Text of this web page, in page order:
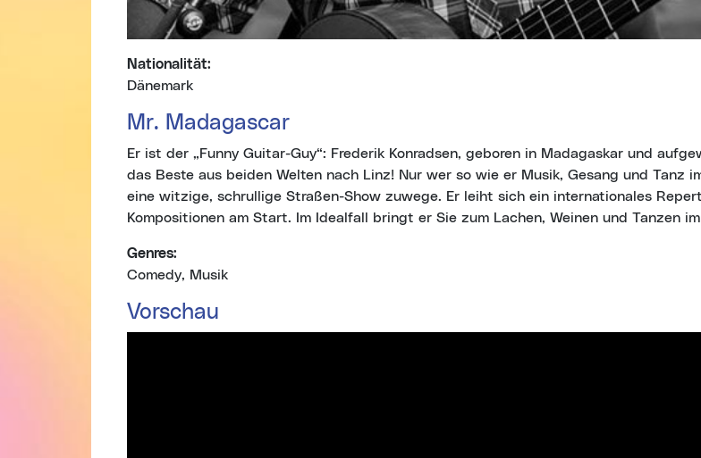
Nationalität:
Dänemark
Mr. Madagascar
Er ist der „Funny Guitar-Guy“: Frederik Konradsen, geboren in Madagaskar und
das Beste aus beiden Welten nach Linz! Nur wer so wie er Musik, Gesang und Tanz
eine witzige, schrullige Straßen-Show zuwege. Er leiht sich ein internationales
Kompositionen am Start. Im Idealfall bringt er Sie zum Lachen, Weinen und Tanzen
Genres:
Comedy, Musik
Vorschau